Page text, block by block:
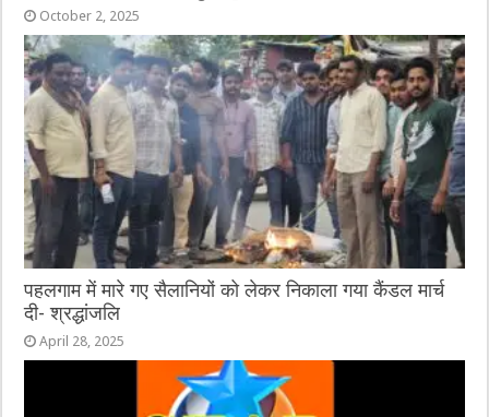
October 2, 2025
पहलगाम में मारे गए सैलानियों को लेकर निकाला गया कैंडल मार्च
दी- श्रद्धांजलि
April 28, 2025